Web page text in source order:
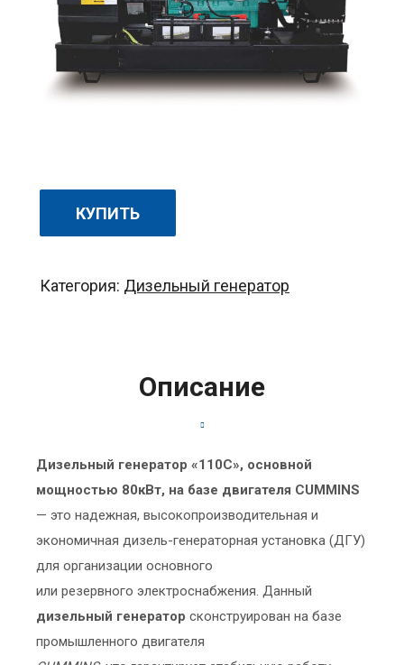
КУПИТЬ
Категория: Дизельный генератор
Описание
Дизельный генератор «110C», основной
мощностью 80кВт, на базе двигателя CUMMINS
— это надежная, высокопроизводительная и
экономичная дизель-генераторная установка (ДГУ)
для организации основного
или резервного электроснабжения. Данный
дизельный генератор сконструирован на базе
промышленного двигателя